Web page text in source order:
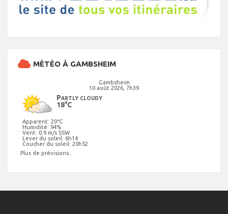
MÉTÉO À GAMBSHEIM
Gambsheim
10 août 2026, 7h39
Partly cloudy
18°C
Apparent: 20°C
Humidité: 94%
Vent: 0.9 m/s SSW
Lever du soleil: 6h14
Coucher du soleil: 20h52
Plus de prévisions...